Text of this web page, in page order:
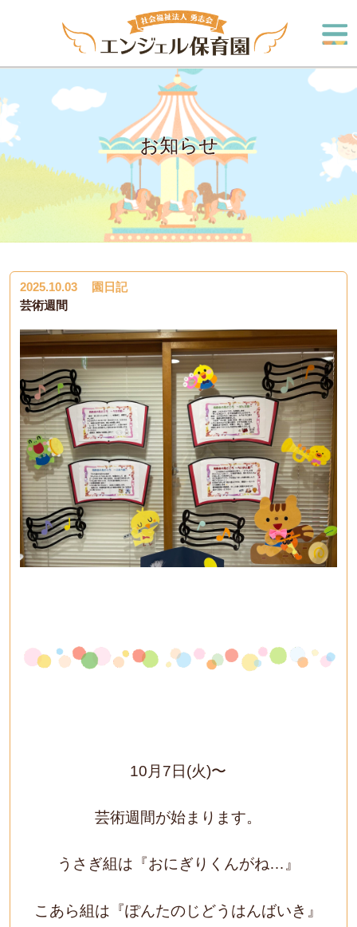
お知らせ
2025.10.03
園日記
芸術週間
10月7日(火)〜
芸術週間が始まります。
うさぎ組は『おにぎりくんがね…』
こあら組は『ぽんたのじどうはんばいき』